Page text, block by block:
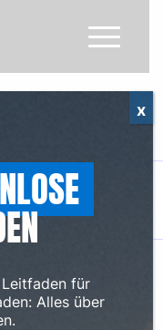
für
Alles über
x